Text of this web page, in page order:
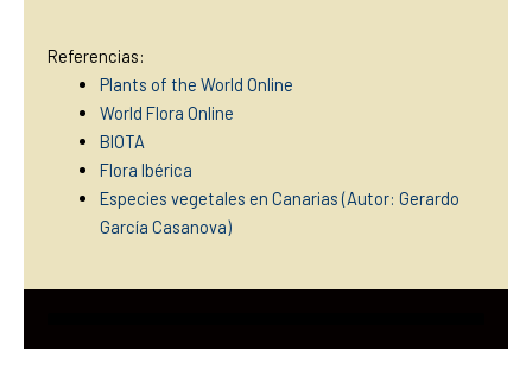
Referencias:
Plants of the World Online
World Flora Online
BIOTA
Flora Ibérica
Especies vegetales en Canarias (Autor: Gerardo
García Casanova)